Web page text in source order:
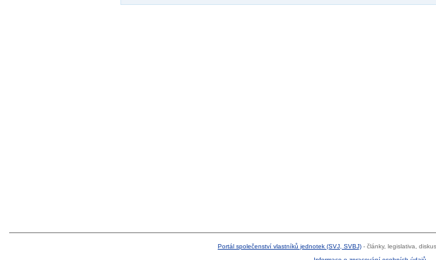
Portál společenství vlastníků jednotek (SVJ, SVBJ) - články, legislativa,